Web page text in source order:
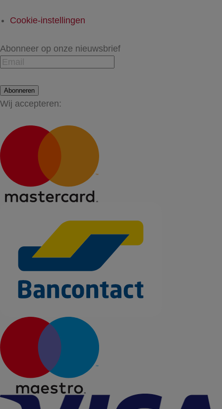
Cookie-instellingen
Abonneer op onze nieuwsbrief
Abonneren
Wij accepteren: